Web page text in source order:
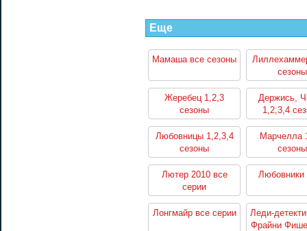
Еще
Мамаша все сезоны
сезоны
Жеребец 1,2,3
сезоны
Держись,
1,2,3,4
Любовницы 1,2,3,4
сезоны
Марчелла
сезоны
Лютер 2010 все
серии
Любовники
Лонгмайр все серии
Леди-
Фрайни